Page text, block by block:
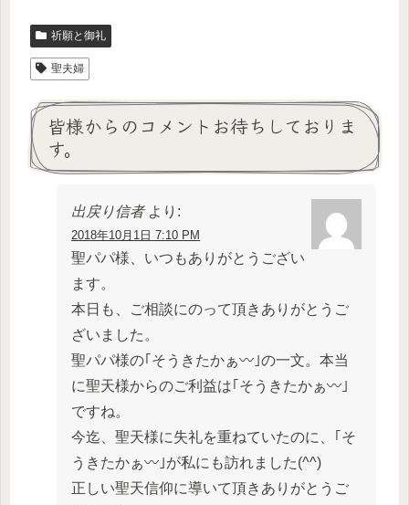
祈願と御礼
聖夫婦
皆様からのコメントお待ちしておりま
す。
出戻り信者 より:
2018年10月1日 7:10 PM
聖パパ様、いつもありがとうござい
ます。
本日も、ご相談にのって頂きありがとうご
ざいました。
聖パパ様の｢そうきたかぁ〰️｣の一文。本当
に聖天様からのご利益は｢そうきたかぁ〰️｣
ですね。
今迄、聖天様に失礼を重ねていたのに、｢そ
うきたかぁ〰️｣が私にも訪れました(^^)
正しい聖天信仰に導いて頂きありがとうご